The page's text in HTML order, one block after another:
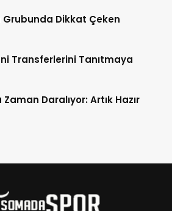
Grubunda Dikkat Çeken
Transferlerini Tanıtmaya
Daralıyor: Artık Hazır